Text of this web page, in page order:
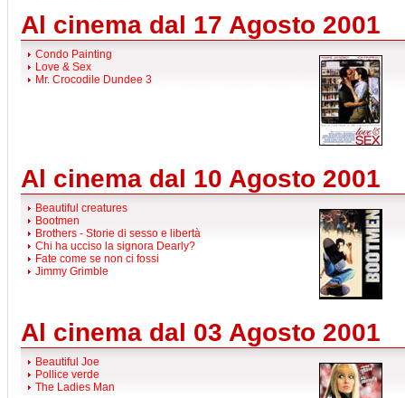
Al cinema dal 17 Agosto 2001
Condo Painting
Love & Sex
Mr. Crocodile Dundee 3
Al cinema dal 10 Agosto 2001
Beautiful creatures
Bootmen
Brothers - Storie di sesso e libertà
Chi ha ucciso la signora Dearly?
Fate come se non ci fossi
Jimmy Grimble
Al cinema dal 03 Agosto 2001
Beautiful Joe
Pollice verde
The Ladies Man